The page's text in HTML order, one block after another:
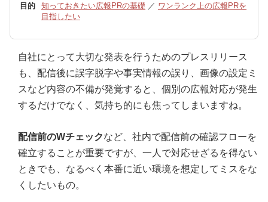
目的
知っておきたい広報PRの基礎 ／ ワンランク上の広報PRを
目指したい
自社にとって大切な発表を行うためのプレスリリース
も、配信後に誤字脱字や事実情報の誤り、画像の設定ミ
スなど内容の不備が発覚すると、個別の広報対応が発生
するだけでなく、気持ち的にも焦ってしまいますね。
配信前のWチェックなど、社内で配信前の確認フローを
確立することが重要ですが、一人で対応せざるを得ない
ときでも、なるべく本番に近い環境を想定してミスをな
くしたいもの。